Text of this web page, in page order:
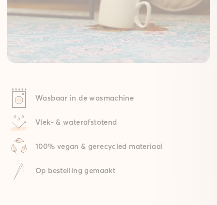
Wasbaar in de wasmachine
Vlek- & waterafstotend
100% vegan & gerecycled materiaal
Op bestelling gemaakt